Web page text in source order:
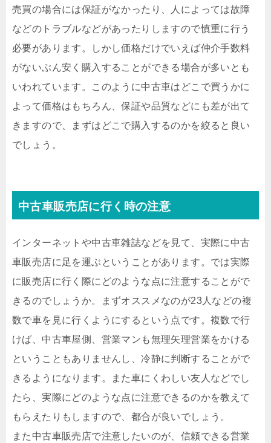
売買の場合には保証がなかったり、人によっては故障
などのトラブルなどがあったりしますので慎重に行う
必要があります。しかし価格だけでいえば仲介手数料
がないぶん安く購入することができる場合が多いとも
いわれています。このように中古車はどこで買うかに
よって価格はもちろん、保証や品質などにも差が出て
きますので、まずはどこで購入するのかを絞ると良い
でしょう。
中古車販売店に行く時の注意
インターネットや中古車雑誌などを見て、実際に中古
車販売店に足を運ぶということがあります。では実際
に販売店に行く際にどのような点に注意することがで
きるのでしょうか。まずオススメなのが23人などの複
数で車を見に行くようにするという点です。複数で行
けば、中古車屋側、営業マンも無理矢理営業をかける
ということもありませんし、冷静に判断することがで
きるようになります。また車にくわしい友人などでし
たら、実際にどのような点に注意できるのかを教えて
もらえたりもしますので、都合が良いでしょう。
また中古車販売店で注意したいのが、信頼できる営業